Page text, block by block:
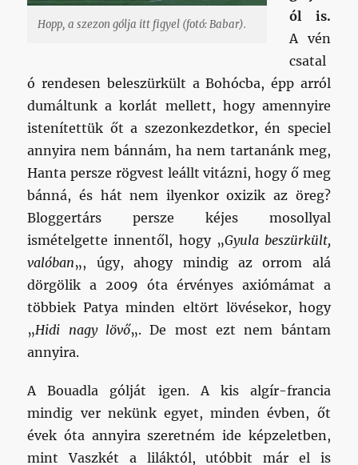
Hopp, a szezon gólja itt figyel (fotó: Babar).
ól is.
A vén
csatal
ó rendesen beleszürkült a Bohócba, épp arról
dumáltunk a korlát mellett, hogy amennyire
istenítettük őt a szezonkezdetkor, én speciel
annyira nem bánnám, ha nem tartanánk meg,
Hanta persze rögvest leállt vitázni, hogy ő meg
bánná, és hát nem ilyenkor oxizik az öreg?
Bloggertárs persze kéjes mosollyal
ismételgette innentől, hogy „Gyula beszürkült,
valóban„, úgy, ahogy mindig az orrom alá
dörgölik a 2009 óta érvényes axiómámat a
többiek Patya minden eltört lövésekor, hogy
„Hidi nagy lövő„. De most ezt nem bántam
annyira.
A Bouadla gólját igen. A kis algír-francia
mindig ver nekünk egyet, minden évben, őt
évek óta annyira szeretném ide képzeletben,
mint Vaszkét a liláktól, utóbbit már el is